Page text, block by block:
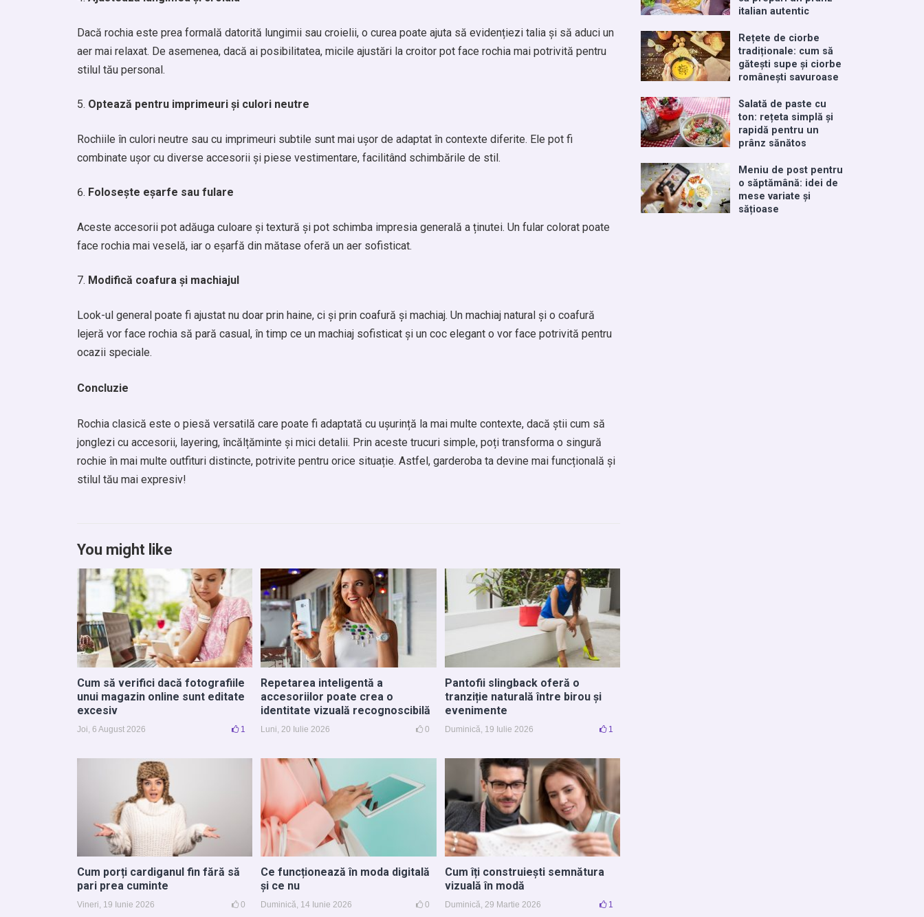
Dacă rochia este prea formală datorită lungimii sau croielii, o curea poate ajuta să evidențiezi talia și să aduci un
aer mai relaxat. De asemenea, dacă ai posibilitatea, micile ajustări la croitor pot face rochia mai potrivită pentru
stilul tău personal.
Optează pentru imprimeuri și culori neutre
Rochiile în culori neutre sau cu imprimeuri subtile sunt mai ușor de adaptat în contexte diferite. Ele pot fi
combinate ușor cu diverse accesorii și piese vestimentare, facilitând schimbările de stil.
Folosește eșarfe sau fulare
Aceste accesorii pot adăuga culoare și textură și pot schimba impresia generală a ținutei. Un fular colorat poate
face rochia mai veselă, iar o eșarfă din mătase oferă un aer sofisticat.
Modifică coafura și machiajul
Look-ul general poate fi ajustat nu doar prin haine, ci și prin coafură și machiaj. Un machiaj natural și o coafură
lejeră vor face rochia să pară casual, în timp ce un machiaj sofisticat și un coc elegant o vor face potrivită pentru
ocazii speciale.
Concluzie
Rochia clasică este o piesă versatilă care poate fi adaptată cu ușurință la mai multe contexte, dacă știi cum să
jonglezi cu accesorii, layering, încălțăminte și mici detalii. Prin aceste trucuri simple, poți transforma o singură
rochie în mai multe outfituri distincte, potrivite pentru orice situație. Astfel, garderoba ta devine mai funcțională și
stilul tău mai expresiv!
You might like
Cum să verifici dacă fotografiile
unui magazin online sunt editate
excesiv
Joi, 6 August 2026 1
Repetarea inteligentă a
accesoriilor poate crea o
identitate vizuală recognoscibilă
Luni, 20 Iulie 2026 0
Pantofii slingback oferă o
tranziție naturală între birou și
evenimente
Duminică, 19 Iulie 2026 1
Cum porți cardiganul fin fără să
pari prea cuminte
Vineri, 19 Iunie 2026 0
Ce funcționează în moda digitală
și ce nu
Duminică, 14 Iunie 2026 0
Cum îți construiești semnătura
vizuală în modă
Duminică, 29 Martie 2026 1
italian autentic
Rețete de ciorbe
tradiționale: cum să
gătești supe și ciorbe
românești savuroase
Salată de paste cu
ton: rețeta simplă și
rapidă pentru un
prânz sănătos
Meniu de post pentru
o săptămână: idei de
mese variate și
sățioase